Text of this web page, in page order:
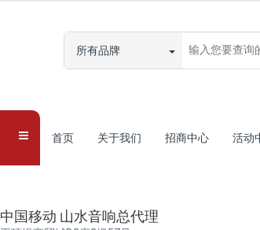
所有品牌
首页 关于我们 招商中心 活动
中国移动 山水音响总代理